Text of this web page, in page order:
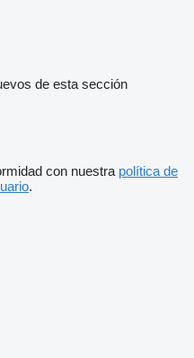
de esta sección
con nuestra política de
.